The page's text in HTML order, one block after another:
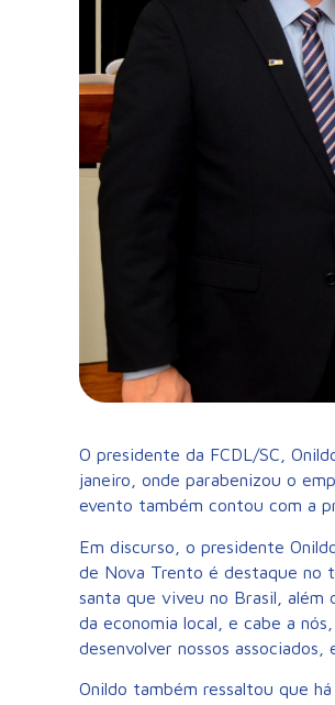
O presidente da FCDL/SC,
janeiro, onde parabenizou o
evento também contou com a
Em discurso, o presidente
de Nova Trento é destaque no
santa que viveu no Brasil, além
da economia local, e cabe a
desenvolver nossos associados,
Onildo também ressaltou que